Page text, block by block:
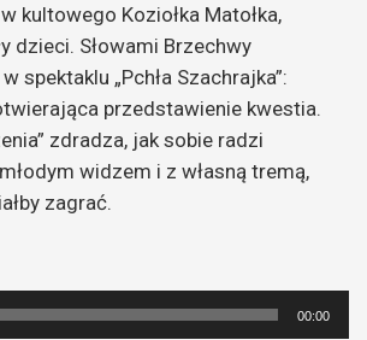
kultowego Koziołka Matołka,
dzieci. Słowami Brzechwy
spektaklu „Pchła Szachrajka”:
przedstawienie kwestia.
zdradza, jak sobie radzi
widzem i z własną tremą,
zagrać.
00:00